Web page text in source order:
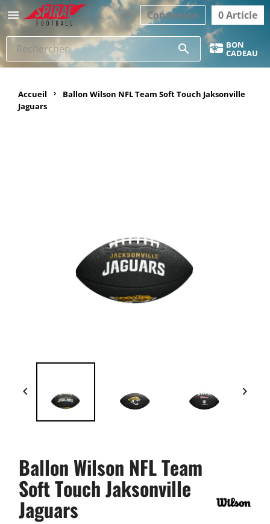
 0 Article
Connexion
search BON
CADEAU
Accueil
Ballon Wilson NFL Team Soft Touch Jaksonville
Jaguars
 
Ballon Wilson NFL Team
Soft Touch Jaksonville
Jaguars